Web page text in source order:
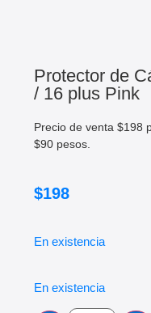
Protector de
/ 16 plus Pink
Precio de venta $198
$90 pesos.
$198
En existencia
En existencia